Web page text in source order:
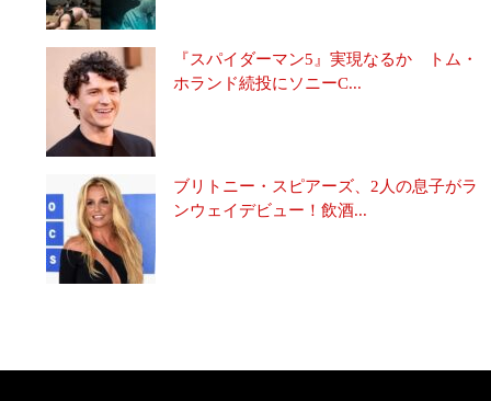
『スパイダーマン5』実現なるか トム・
ホランド続投にソニーC...
ブリトニー・スピアーズ、2人の息子がラ
ンウェイデビュー！飲酒...